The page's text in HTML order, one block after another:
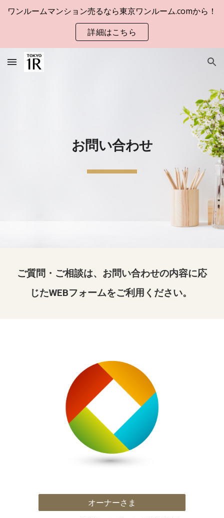
Skip to navigation
ワンルームマンション売るなら東京ワンルーム.comから！
詳細はこちら
お問い合わせ
ご質問・ご相談は、お問い合わせの内容に応
じたWEBフォームをご利用ください。
オーナーさま